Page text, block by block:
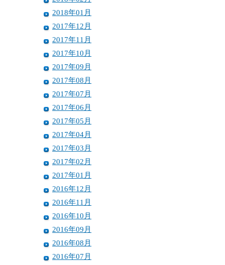
2018年01月
2017年12月
2017年11月
2017年10月
2017年09月
2017年08月
2017年07月
2017年06月
2017年05月
2017年04月
2017年03月
2017年02月
2017年01月
2016年12月
2016年11月
2016年10月
2016年09月
2016年08月
2016年07月